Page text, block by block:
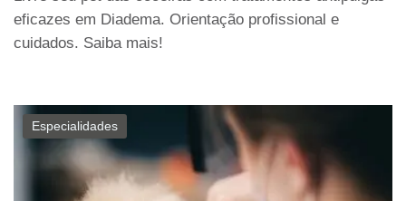
eficazes em Diadema. Orientação profissional e
cuidados. Saiba mais!
Especialidades